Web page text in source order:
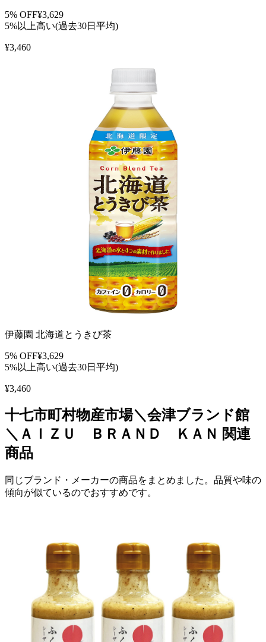
5% OFF¥3,629
5%以上高い(過去30日平均)
¥3,460
伊藤園 北海道とうきび茶
5% OFF¥3,629
5%以上高い(過去30日平均)
¥3,460
十七市町村物産市場＼会津ブランド館
＼ＡＩＺＵ ＢＲＡＮＤ ＫＡＮ
関連
商品
同じブランド・メーカーの商品をまとめました。品質や味の
傾向が似ているのでおすすめです。